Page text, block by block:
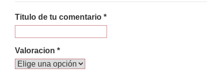
Titulo de tu comentario *
Valoracion *